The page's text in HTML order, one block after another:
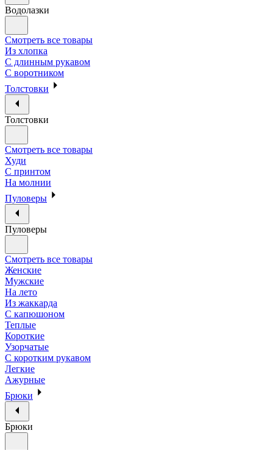
Водолазки
Смотреть все товары
Из хлопка
С длинным рукавом
С воротником
Толстовки
Толстовки
Смотреть все товары
Худи
С принтом
На молнии
Пуловеры
Пуловеры
Смотреть все товары
Женские
Мужские
На лето
Из жаккарда
С капюшоном
Теплые
Короткие
Узорчатые
С коротким рукавом
Легкие
Ажурные
Брюки
Брюки